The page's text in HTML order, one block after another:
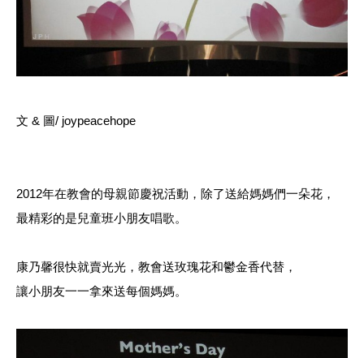
文 & 圖/ joypeacehope
2012年在教會的母親節慶祝活動， 除了送給媽媽們一朵花，
最精彩的是兒童班小朋友唱歌。
康乃馨很快就賣光光，教會送玫瑰花和鬱金香代替，
讓小朋友一一拿來送每個媽媽。